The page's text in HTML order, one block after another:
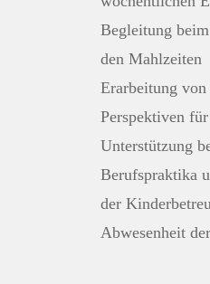
Begleitung
den Mahlzeiten
Erarbeitung
Perspektiven
Unterstützung
Berufspraktika
der
Abwesenheit